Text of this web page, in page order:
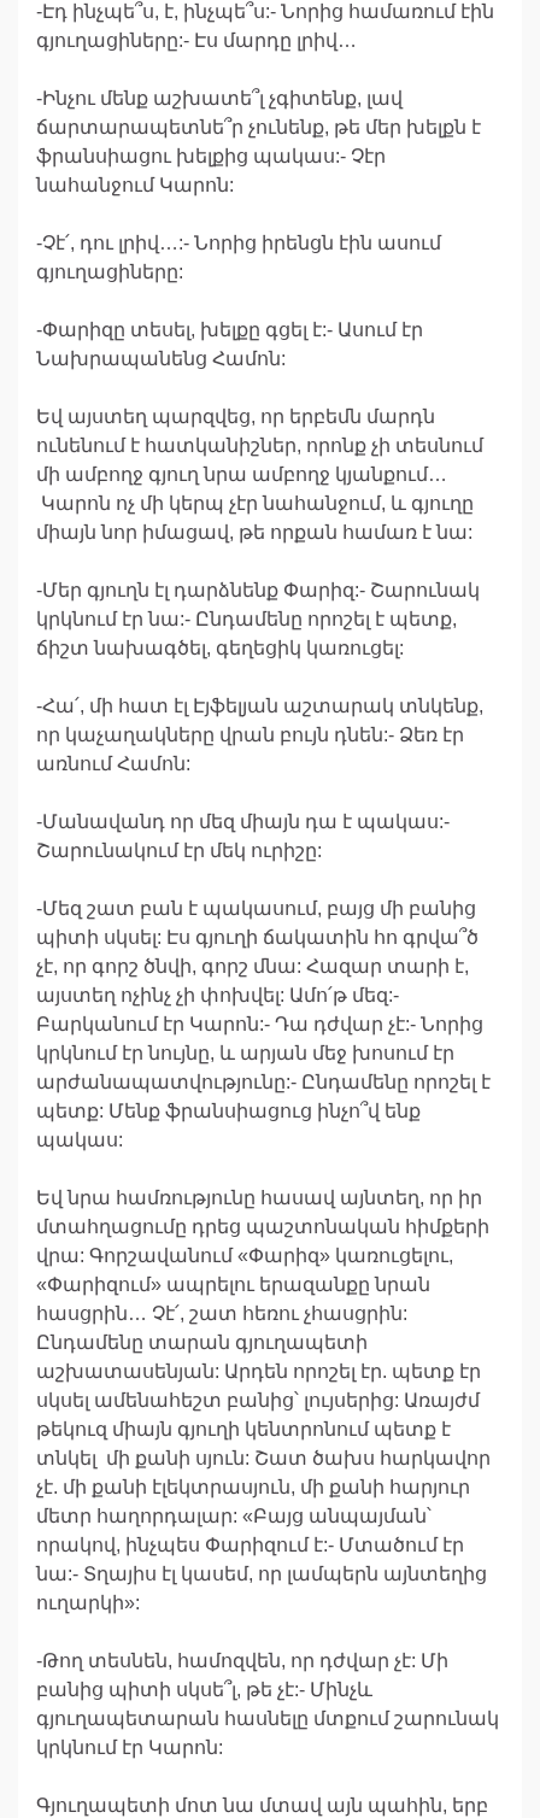
-Էդ ինչպե՞ս, է, ինչպե՞ս:- Նորից համառում էին
գյուղացիները:- Էս մարդը լրիվ…
-Ինչու մենք աշխատե՞լ չգիտենք, լավ
ճարտարապետնե՞ր չունենք, թե մեր խելքն է
ֆրանսիացու խելքից պակաս:- Չէր
նահանջում Կարոն:
-Չէ՛, դու լրիվ…:- Նորից իրենցն էին ասում
գյուղացիները:
-Փարիզը տեսել, խելքը գցել է:- Ասում էր
Նախրապանենց Համոն:
Եվ այստեղ պարզվեց, որ երբեմն մարդն
ունենում է հատկանիշներ, որոնք չի տեսնում
մի ամբողջ գյուղ նրա ամբողջ կյանքում…
Կարոն ոչ մի կերպ չէր նահանջում, և գյուղը
միայն նոր իմացավ, թե որքան համառ է նա:
-Մեր գյուղն էլ դարձնենք Փարիզ:- Շարունակ
կրկնում էր նա:- Ընդամենը որոշել է պետք,
ճիշտ նախագծել, գեղեցիկ կառուցել:
-Հա՛, մի հատ էլ Էյֆելյան աշտարակ տնկենք,
որ կաչաղակները վրան բույն դնեն:- Ձեռ էր
առնում Համոն:
-Մանավանդ որ մեզ միայն դա է պակաս:-
Շարունակում էր մեկ ուրիշը:
-Մեզ շատ բան է պակասում, բայց մի բանից
պիտի սկսել: Էս գյուղի ճակատին հո գրվա՞ծ
չէ, որ գորշ ծնվի, գորշ մնա: Հազար տարի է,
այստեղ ոչինչ չի փոխվել: Ամո՛թ մեզ:-
Բարկանում էր Կարոն:- Դա դժվար չէ:- Նորից
կրկնում էր նույնը, և արյան մեջ խոսում էր
արժանապատվությունը:- Ընդամենը որոշել է
պետք: Մենք ֆրանսիացուց ինչո՞վ ենք
պակաս:
Եվ նրա համռությունը հասավ այնտեղ, որ իր
մտահղացումը դրեց պաշտոնական հիմքերի
վրա: Գորշավանում «Փարիզ» կառուցելու,
«Փարիզում» ապրելու երազանքը նրան
հասցրին… Չէ՛, շատ հեռու չհասցրին:
Ընդամենը տարան գյուղապետի
աշխատասենյան: Արդեն որոշել էր. պետք էր
սկսել ամենահեշտ բանից՝ լույսերից: Առայժմ
թեկուզ միայն գյուղի կենտրոնում պետք է
տնկել մի քանի սյուն: Շատ ծախս հարկավոր
չէ. մի քանի էլեկտրասյուն, մի քանի հարյուր
մետր հաղորդալար: «Բայց անպայման՝
որակով, ինչպես Փարիզում է:- Մտածում էր
նա:- Տղայիս էլ կասեմ, որ լամպերն այնտեղից
ուղարկի»:
-Թող տեսնեն, համոզվեն, որ դժվար չէ: Մի
բանից պիտի սկսե՞լ, թե չէ:- Մինչև
գյուղապետարան հասնելը մտքում շարունակ
կրկնում էր Կարոն:
Գյուղապետի մոտ նա մտավ այն պահին, երբ